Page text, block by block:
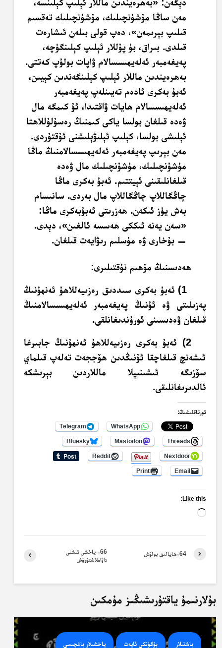
مەن ساڭا مۇشۇنچىلىك، مۇشۇنچىلىك تەقسىم
قىلىپ بېرىمەن»، دەپ قولى بىلەن ئىشارەت
قىلدى. بىراق، بۇ پۇللار ئېلىپ كېلىنگۈچە،
پەيغەمبەر ئەلەيھىسسالام ۋاپات بولۇپ كەتتى.
بەھرەيندىن ماللار ئېلىپ كېلىنگەندىن كېيىن،
ئەبۇ بەكرى ئادەم تەيىنلەپ پەيغەمبەر
ئەلەيھىسسالام ھايات ۋاقتىدا، ئۇ كىمگە مال
ۋەدە قىلغان بولسا ياكى كىمنىڭ رەسۇلۇللاھتا
ئېلىشى بولسا، كېلىپ ئېلىۋېلىشنى ئۇقتۇردى.
مەن بېرىپ پەيغەمبەر ئەلەيھىسسالامنىڭ ماڭا
مۇشۇنچىلىك، مۇشۇنچىلىك مال ۋەدە
قىلغانلىقىنى ئېيتتىم. ئەبۇ بەكرى ماڭا
چاڭگاللاپ چاڭگاللاپ مال بەردى. سانىسام
بەش يۈز ئىكەن. ھەزرىتى ئەبۇبەكرى ماڭا:
«سەن يەنە ئىككى ھەسسە ئالغىن»، دېدى.
— بۇخارى ۋە مۇسلىم رىۋايەت قىلغان.
ھەدىسنىڭ مۇھىم نۇقتىلىرى:
1) ئەبۇ بەكرى سىددىق رەزىيەللاھۇ ئەنھۇنىڭ
پەزىلىتى ۋە ئۇنىڭ پەيغەمبەر ئەلەيھىسسالامنىڭ
قىلغان ۋەدىسىنى ئورۇندىغانلقى.
2) ئەبۇ بەكرى رەزىيەللاھۇ ئەنھۇنىڭ جابىرغا
ئىشەنچ قىلغاچقا ئۇنىڭدىن ھۆججەت تەلەپ قىلماي
سۆزىگە ئىشىنىپلا ماللاردىن بېرىشكە
ئالدىرىغانلىقى.
ئورتاقلىشىڭ:
WhatsApp
Telegram
Threads
Mastodon
Bluesky
Nextdoor
Reddit
Email
Print
Like this:
Loading…
66- ياخشى ئىشنى
داۋاملاشتۇرۇش
64-ھايالىق بولۇش
بۇلارنىمۇ ياقتۇرىشىڭىز مۇمكىن
باشقىلار بۈگۈنكى ئايەت ياخشىلار باغچىسى